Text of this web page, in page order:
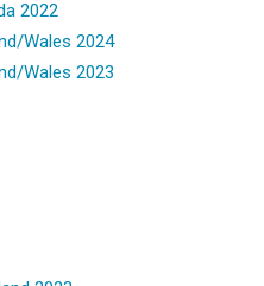
2022
Wales 2024
Wales 2023